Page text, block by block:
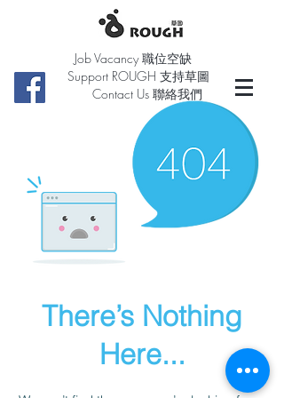
Job Vacancy 職位空缺
Support ROUGH 支持草圖
Contact Us 聯絡我們
There’s Nothing
Here...